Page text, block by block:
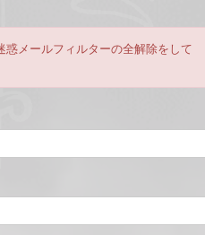
メールフィルターの全解除をして